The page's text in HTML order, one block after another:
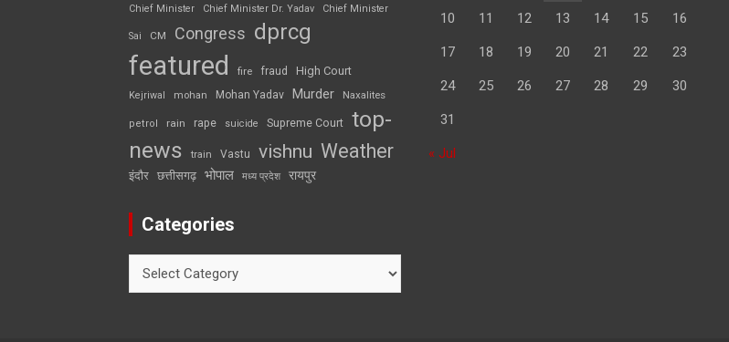
Chief Minister
Chief Minister Dr. Yadav Chief Minister
Sai CM Congress dprcg
featured fire fraud High Court
Kejriwal mohan Mohan Yadav Murder Naxalites
petrol rain rape suicide Supreme Court top-
news
train Vastu vishnu Weather
इंदौर छत्तीसगढ़ भोपाल मध्य प्रदेश रायपुर
Categories
10 11 12 13 14 15 16
17 18 19 20 21 22 23
24 25 26 27 28 29 30
31
« Jul